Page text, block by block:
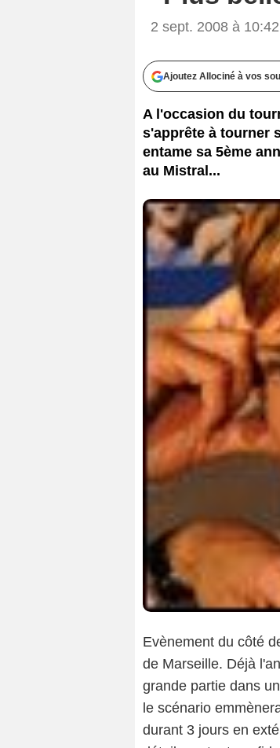
2 sept. 2008 à 10:42
Ajoutez Allociné à vos
A l'occasion du
s'apprête à tourner
entame sa 5ème
au Mistral...
Evènement du côté
de Marseille. Déjà
grande partie dans
le scénario
durant 3 jours en